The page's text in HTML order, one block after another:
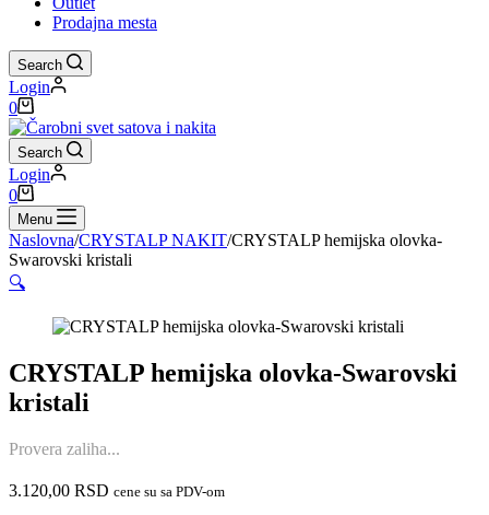
Prodajna mesta
Search
Login
Shopping
cart
0
Search
Login
Shopping
cart
0
Menu
Naslovna/CRYSTALP NAKIT/CRYSTALP hemijska olovka-
Swarovski kristali
🔍
CRYSTALP hemijska olovka-Swarovski
kristali
Provera zaliha...
3.120,00 RSD cene su sa PDV-om